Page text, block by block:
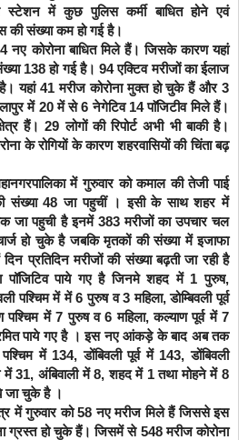
स्टेशन में कुछ पुलिस कर्मी बाधित होने एवं
की संख्या कम हो गई है।
कोरोना बाधित मिले हैं। जिसके कारण यहां
138 हो गई है। 94 एक्टिव मरीजों का ईलाज
है।यहां 41 मरीज कोरोना मुक्त हो चुके हैं और 3
में 20 में से 6 नेगेटिव 14 पाॅजिटीव मिले हैं।
हैं। 29 लोगों की रिपोर्ट अभी भी बाकी है।
के रोगियों के कारण शहरवासियों की चिंता बढ़
में गुरुवार को कमाल की तेजी पाई
संख्या 48 जा पहुचीं । इसी के साथ शहर में
जा पहुची है इनमें 383 मरीजों का उपचार चल
हो चुके है जबकि मृतकों की संख्या में इजाफा
प्रतिदिन मरीजों की संख्या बढ़ती जा रही है
पाये गए है जिनमे शहद में 1 पुरुष,
पश्चिम में में 6 पुरुष व 3 महिला,डोम्बिवली पूर्व
में 7 पुरुष व 6 महिला, कल्याण पूर्व में 7
पाये गए है । इस नए आंकड़े के बाद अब तक
में 134, डोंबिवली पूर्व में 143, डोंबिवली
में 31, अंबिवाली में 8, शहद में 1 तथा मोहने में 8
जा चुके है ।
में गुरुवार को 58 नए मरीज मिले हैं जिससे इस
ग्रस्त हो चुके हैं। जिसमें से 548 मरीज कोरोना